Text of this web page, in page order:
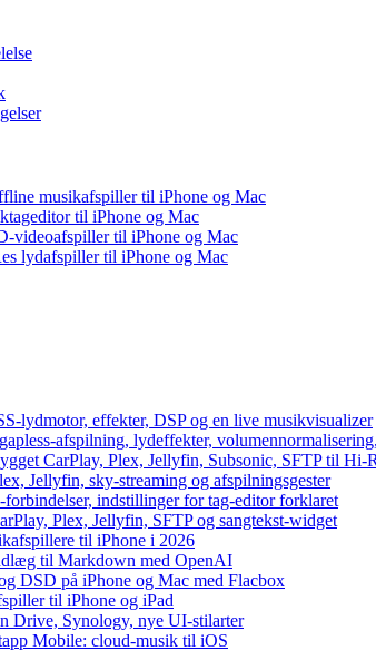
musikafspiller til iPhone og Mac
til iPhone og Mac
videoafspiller til iPhone og Mac
lydafspiller til iPhone og Mac
lydmotor, effekter, DSP og en live musikvisualizer
afspilning, lydeffekter,
CarPlay, Plex, Jellyfin, Subsonic, SFTP til Hi-
Jellyfin, sky-streaming og afspilningsgester
indstillinger for tag-editor forklaret
Plex, Jellyfin, SFTP og sangtekst-widget
til iPhone i 2026
til Markdown med OpenAI
DSD på iPhone og Mac med Flacbox
til iPhone og iPad
Drive, Synology, nye UI-stilarter
Mobile: cloud-musik til iOS